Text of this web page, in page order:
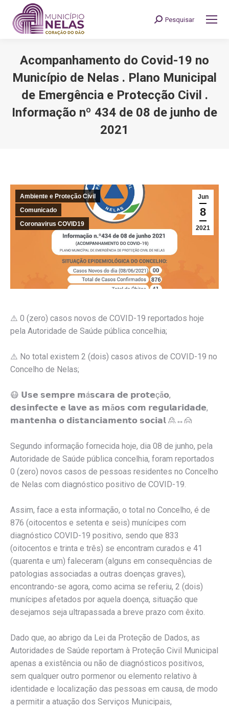
Search:
Pesquisar
Acompanhamento do Covid-19 no
Município de Nelas . Plano Municipal
de Emergência e Protecção Civil .
Informação nº 434 de 08 de junho de
2021
Jun
8
2021
Ambiente e Proteção Civil
Comunicado
Coronavirus COVID19
⚠️ 0 (zero) casos novos de COVID-19 reportados hoje
pela Autoridade de Saúde pública concelhia;
⚠️ No total existem 2 (dois) casos ativos de COVID-19 no
Concelho de Nelas;
😷 𝗨𝘀𝗲 𝘀𝗲𝗺𝗽𝗿𝗲 𝗺á𝘀𝗰𝗮𝗿𝗮 𝗱𝗲 𝗽𝗿𝗼𝘁𝗲çã𝗼,
𝗱𝗲𝘀𝗶𝗻𝗳𝗲𝗰𝘁𝗲 𝗲 𝗹𝗮𝘃𝗲 𝗮𝘀 𝗺ã𝗼𝘀 𝗰𝗼𝗺 𝗿𝗲𝗴𝘂𝗹𝗮𝗿𝗶𝗱𝗮𝗱𝗲,
𝗺𝗮𝗻𝘁𝗲𝗻𝗵𝗮 𝗼 𝗱𝗶𝘀𝘁𝗮𝗻𝗰𝗶𝗮𝗺𝗲𝗻𝘁𝗼 𝘀𝗼𝗰𝗶𝗮𝗹 🙎 ↔️ 🙍
Segundo informação fornecida hoje, dia 08 de junho, pela
Autoridade de Saúde pública concelhia, foram reportados
0 (zero) novos casos de pessoas residentes no Concelho
de Nelas com diagnóstico positivo de COVID-19.
Assim, face a esta informação, o total no Concelho, é de
876 (oitocentos e setenta e seis) munícipes com
diagnóstico COVID-19 positivo, sendo que 833
(oitocentos e trinta e três) se encontram curados e 41
(quarenta e um) faleceram (alguns em consequências de
patologias associadas a outras doenças graves),
encontrando-se agora, como acima se referiu, 2 (dois)
munícipes afetados por aquela doença, situação que
desejamos seja ultrapassada a breve prazo com êxito.
Dado que, ao abrigo da Lei da Proteção de Dados, as
Autoridades de Saúde reportam à Proteção Civil Municipal
apenas a existência ou não de diagnósticos positivos,
sem qualquer outro pormenor ou elemento relativo à
identidade e localização das pessoas em causa, de modo
a permitir a atuação dos Serviços Municipais,